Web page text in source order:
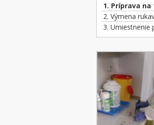
1. Príprava na
2. Výmena
3. Umiestnenie